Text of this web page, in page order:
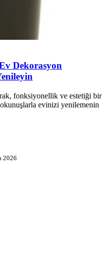
Dekorasyon
fonksiyonellik ve estetiği bir
evinizi yenilemenin
2026